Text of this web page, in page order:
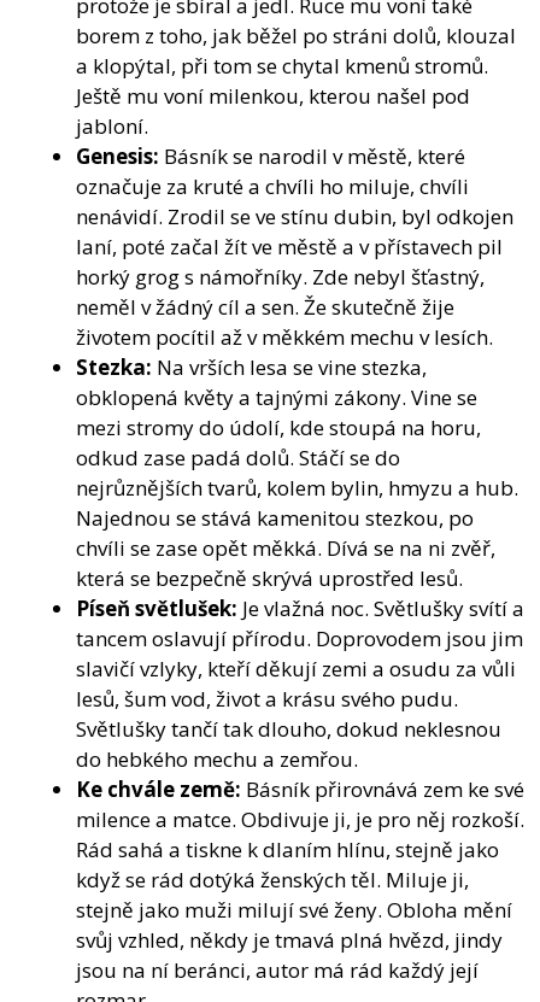
borem z toho, jak běžel po stráni dolů, klouzal
a klopýtal, při tom se chytal kmenů stromů.
Ještě mu voní milenkou, kterou našel pod
jabloní.
Genesis: Básník se narodil v městě, které
označuje za kruté a chvíli ho miluje, chvíli
nenávidí. Zrodil se ve stínu dubin, byl odkojen
laní, poté začal žít ve městě a v přístavech pil
horký grog s námořníky. Zde nebyl šťastný,
neměl v žádný cíl a sen. Že skutečně žije
životem pocítil až v měkkém mechu v lesích.
Stezka: Na vrších lesa se vine stezka,
obklopená květy a tajnými zákony. Vine se
mezi stromy do údolí, kde stoupá na horu,
odkud zase padá dolů. Stáčí se do
nejrůznějších tvarů, kolem bylin, hmyzu a hub.
Najednou se stává kamenitou stezkou, po
chvíli se zase opět měkká. Dívá se na ni zvěř,
která se bezpečně skrývá uprostřed lesů.
Píseň světlušek: Je vlažná noc. Světlušky svítí a
tancem oslavují přírodu. Doprovodem jsou jim
slavičí vzlyky, kteří děkují zemi a osudu za vůli
lesů, šum vod, život a krásu svého pudu.
Světlušky tančí tak dlouho, dokud neklesnou
do hebkého mechu a zemřou.
Ke chvále země: Básník přirovnává zem ke své
milence a matce. Obdivuje ji, je pro něj rozkoší.
Rád sahá a tiskne k dlaním hlínu, stejně jako
když se rád dotýká ženských těl. Miluje ji,
stejně jako muži milují své ženy. Obloha mění
svůj vzhled, někdy je tmavá plná hvězd, jindy
jsou na ní beránci, autor má rád každý její